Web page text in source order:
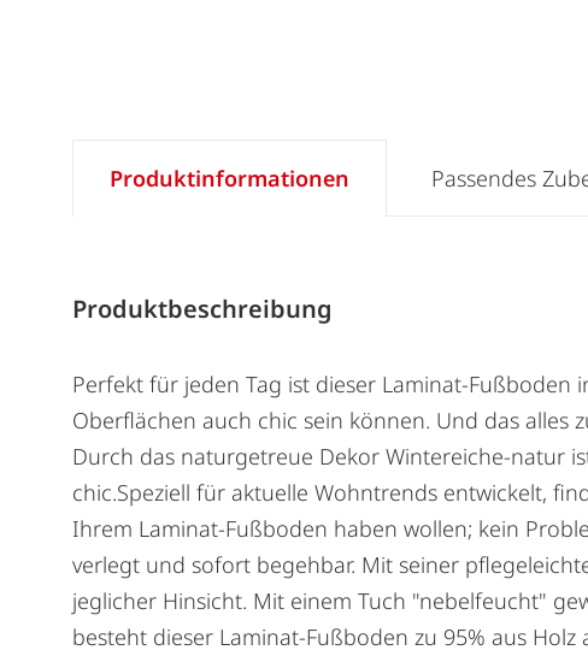
Produktinformationen
Produktbeschreibung
Perfekt für jeden Tag ist dieser Laminat-Fußboden
Oberflächen auch chic sein können. Und das alles
Durch das naturgetreue Dekor Wintereiche-natur
chic.Speziell für aktuelle Wohntrends entwickelt,
Ihrem Laminat-Fußboden haben wollen; kein
verlegt und sofort begehbar. Mit seiner
jeglicher Hinsicht. Mit einem Tuch "nebelfeucht"
besteht dieser Laminat-Fußboden zu 95% aus
Passendes